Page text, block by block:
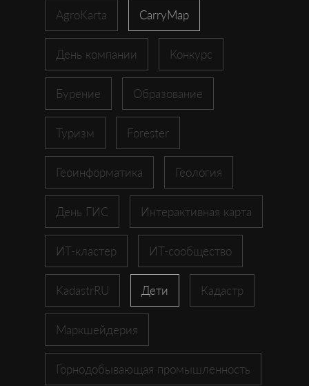
AgroKarta CarryMap
День компании Конкурс
Бурение Образование
Туризм Forester
Геоинформатика Геология
День ГИС Интерактивная карта
ИТ-кластер ИТ-сообщество
KadastrRU Дети Кадастр
Маркшейдерия
Горнодобывающая промышленность